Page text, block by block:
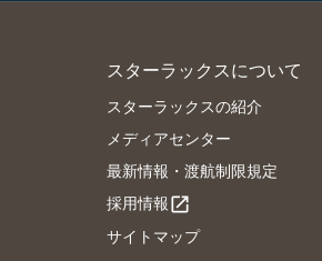
スターラックスについて
スターラックスの紹介
メディアセンター
最新情報・渡航制限規定
採用情報open_in_new
サイトマップ